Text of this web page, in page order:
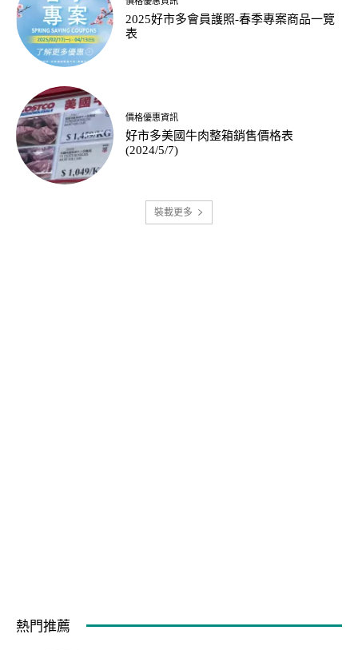
2025好市多會員護照-春季專案商品一覽
表
價格優惠資訊
好市多美國牛肉整箱銷售價格表
(2024/5/7)
裝載更多
熱門推薦